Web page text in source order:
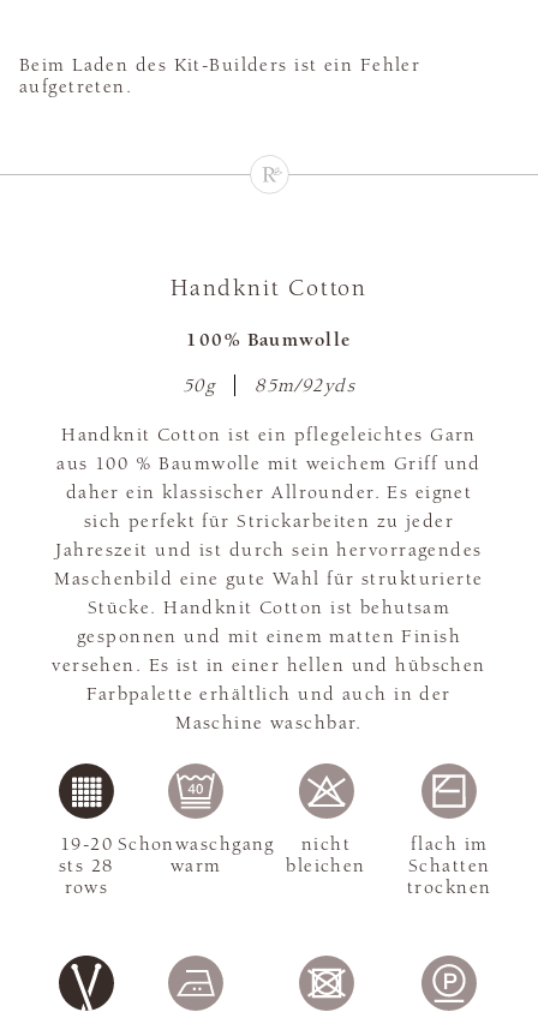
Beim Laden des Kit-Builders ist ein Fehler
aufgetreten.
Handknit Cotton
100% Baumwolle
50g 85m/92yds
Handknit Cotton ist ein pflegeleichtes Garn
aus 100 % Baumwolle mit weichem Griff und
daher ein klassischer Allrounder. Es eignet
sich perfekt für Strickarbeiten zu jeder
Jahreszeit und ist durch sein hervorragendes
Maschenbild eine gute Wahl für strukturierte
Stücke. Handknit Cotton ist behutsam
gesponnen und mit einem matten Finish
versehen. Es ist in einer hellen und hübschen
Farbpalette erhältlich und auch in der
Maschine waschbar.
19-20
sts 28
rows
Schonwaschgang
warm
nicht
bleichen
flach im
Schatten
trocknen